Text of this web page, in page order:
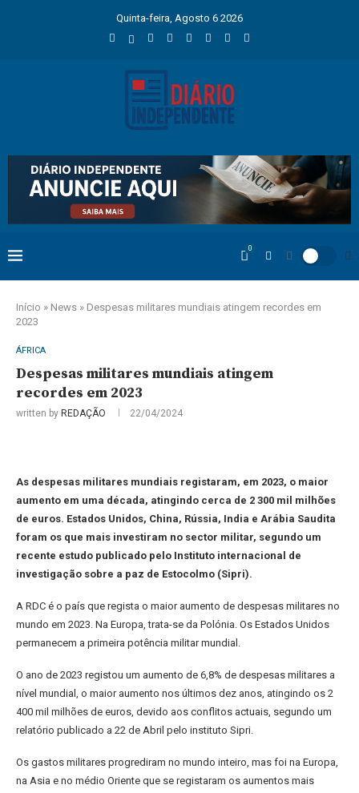
Quinta-feira, Agosto 6 2026
0
Início » News » Despesas militares mundiais atingem recordes em
2023
ÁFRICA
Despesas militares mundiais atingem
recordes em 2023
written by REDAÇÃO 22/04/2024
As despesas militares mundiais registaram, em 2023, o maior
aumento em uma década, atingindo cerca de 2 300 mil milhões
de euros. Estados Unidos, China, Rússia, India e Arábia Saudita
foram os que mais investiram no sector militar, segundo um
recente estudo publicado pelo Instituto internacional de
investigação sobre a paz de Estocolmo (Sipri).
A RDC é o país que regista o maior aumento de despesas militares no
mundo em 2023. Na Europa, trata-se da Polónia. Os Estados Unidos
permanecem a primeira potência militar mundial.
O ano de 2023 registou um aumento de 6,8% de despesas militares a
nível mundial, o maior aumento nos últimos dez anos, atingindo os 2
400 mil milhões de euros, devido aos conflitos actuais, segundo um
relatório publicado a 22 de Abril pelo instituto Sipri.
Os gastos militares progrediram no mundo inteiro, mas foi na Europa,
na Asia e no médio Oriente que se registaram os aumentos mais